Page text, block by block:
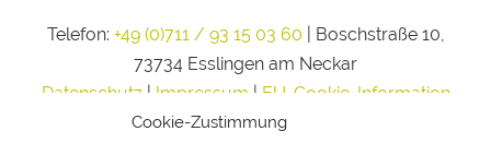
Cookie-Zustimmung
Telefon: +49 (0)711 / 93 15 03 60 | Boschstraße 10,
73734 Esslingen am Neckar
Datenschutz| Impressum | EU-Cookie-Information